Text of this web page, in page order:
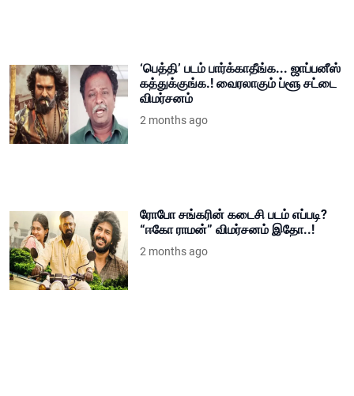
‘பெத்தி’ படம் பார்க்காதீங்க... ஜாப்பனீஸ்
கத்துக்குங்க.! வைரலாகும் ப்ளூ சட்டை
விமர்சனம்
2 months ago
ரோபோ சங்கரின் கடைசி படம் எப்படி?
“ஈகோ ராமன்” விமர்சனம் இதோ..!
2 months ago